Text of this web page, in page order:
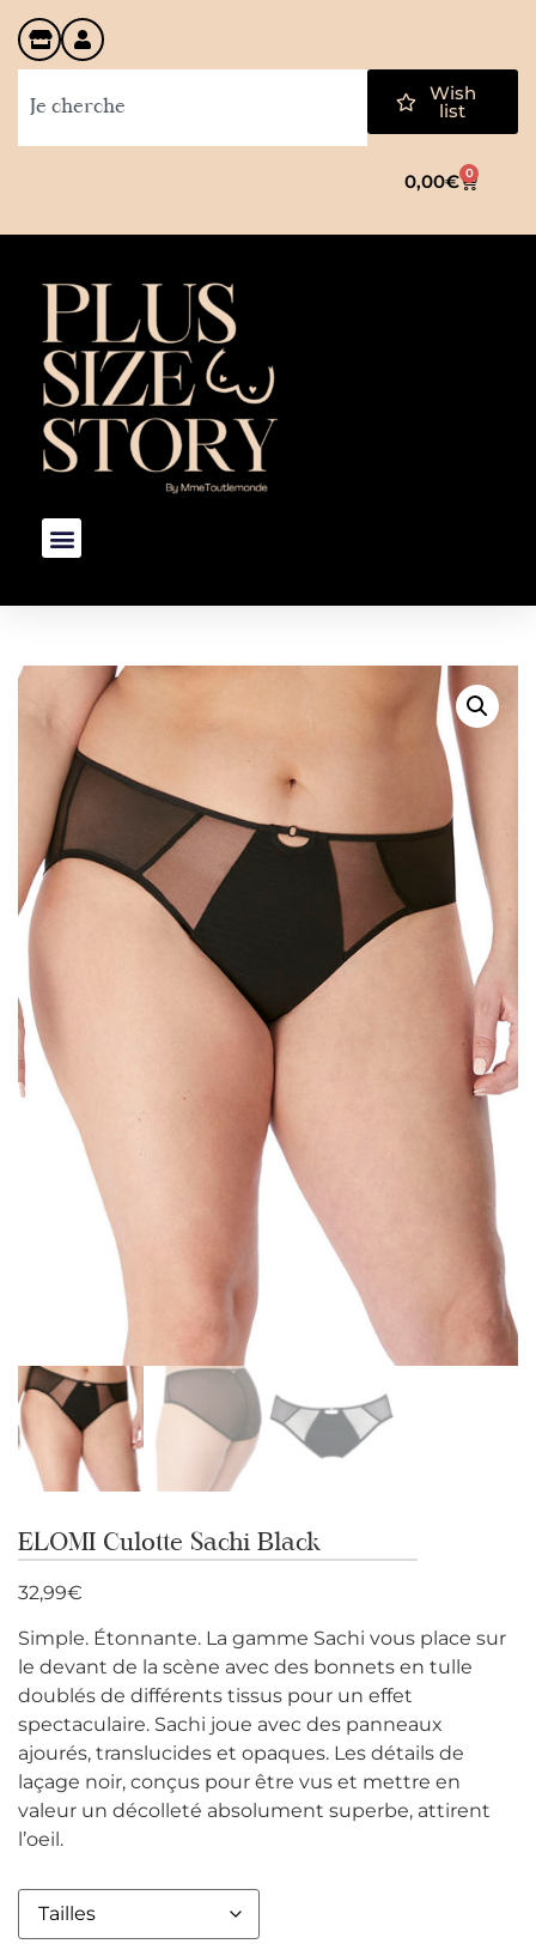
Wish
list
0,00€ 0
ELOMI Culotte Sachi Black
32,99€
Simple. Étonnante. La gamme Sachi vous place sur
le devant de la scène avec des bonnets en tulle
doublés de différents tissus pour un effet
spectaculaire. Sachi joue avec des panneaux
ajourés, translucides et opaques. Les détails de
laçage noir, conçus pour être vus et mettre en
valeur un décolleté absolument superbe, attirent
l’oeil.